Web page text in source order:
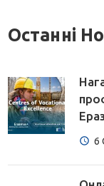
Останні
6